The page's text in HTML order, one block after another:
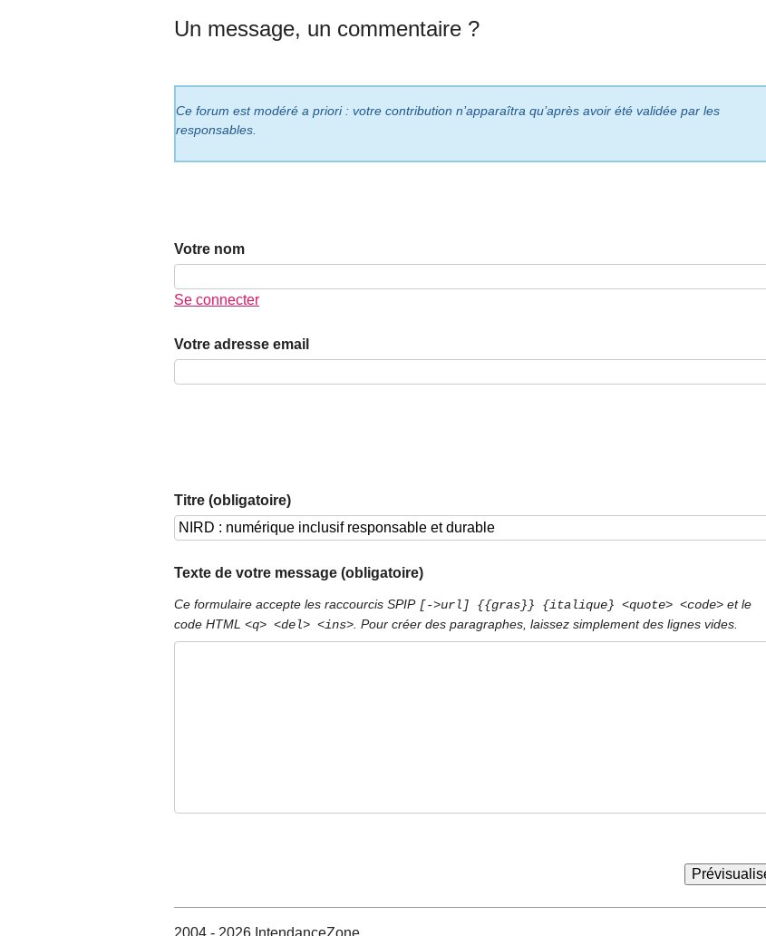
Un message, un commentaire ?
Ce forum est modéré a priori : votre contribution n’apparaîtra qu’après avoir été validée par les
responsables.
Votre nom
Se connecter
Votre adresse email
Titre (obligatoire)
Texte de votre message (obligatoire)
Ce formulaire accepte les raccourcis SPIP [->url] {{gras}} {italique} <quote> <code> et le
code HTML <q> <del> <ins> . Pour créer des paragraphes, laissez simplement des lignes vides.
2004 - 2026 IntendanceZone